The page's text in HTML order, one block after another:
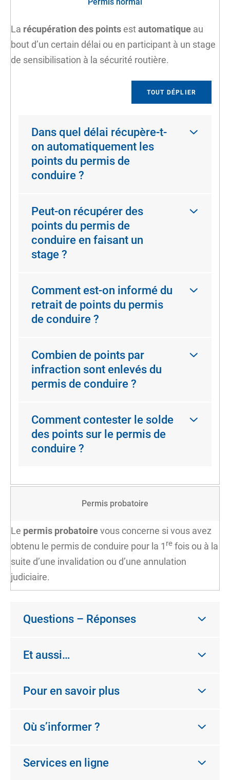
La récupération des pointsestautomatique au
bout d’un certain délai ou en participant à un stage
de sensibilisation à la sécurité routière.
TOUT DÉPLIER
Dans quel délai récupère-t-
on automatiquement les
points du permis de
conduire ?
Peut-on récupérer des
points du permis de
conduire en faisant un
stage ?
Comment est-on informé du
retrait de points du permis
de conduire ?
Combien de points par
infraction sont enlevés du
permis de conduire ?
Comment contester le solde
des points sur le permis de
conduire ?
Permis probatoire
Le permis probatoirevous concerne si vous avez
obtenu le permis de conduire pour la 1 re fois ou à la
suite d’une invalidation ou d’une annulation
judiciaire.
Questions – Réponses
Et aussi…
Pour en savoir plus
Où s’informer ?
Services en ligne